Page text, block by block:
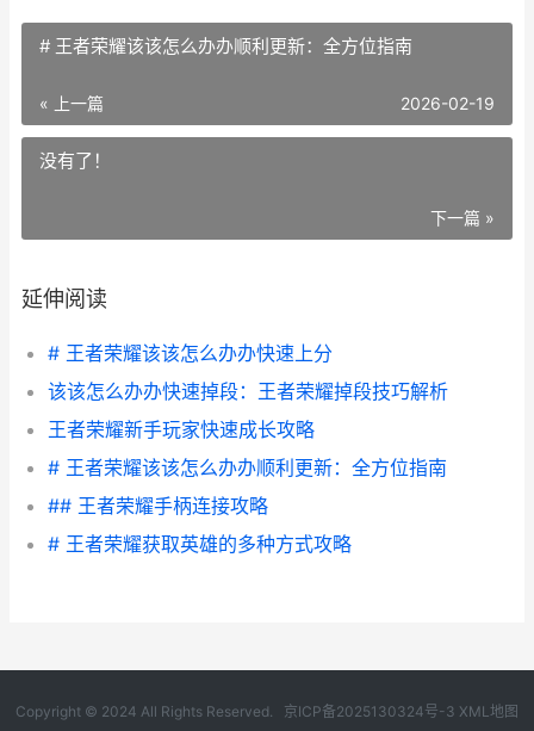
# 王者荣耀该该怎么办办顺利更新：全方位指南
« 上一篇 2026-02-19
没有了！
下一篇 »
延伸阅读
# 王者荣耀该该怎么办办快速上分
该该怎么办办快速掉段：王者荣耀掉段技巧解析
王者荣耀新手玩家快速成长攻略
# 王者荣耀该该怎么办办顺利更新：全方位指南
## 王者荣耀手柄连接攻略
# 王者荣耀获取英雄的多种方式攻略
Copyright © 2024 All Rights Reserved. 京ICP备2025130324号-3 XML地图